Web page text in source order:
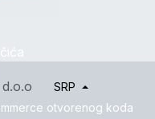
SRP
otvorenog koda